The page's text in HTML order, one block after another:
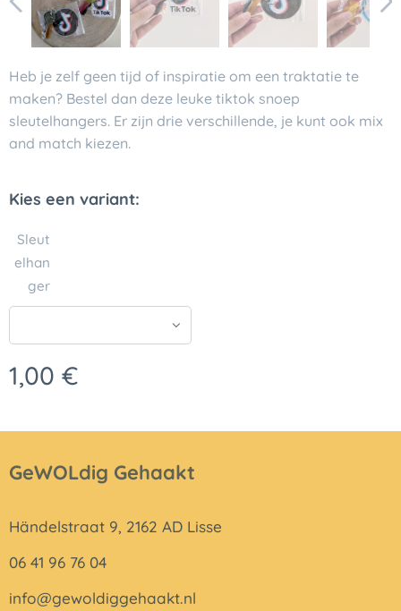
Heb je zelf geen tijd of inspiratie om een traktatie te
maken? Bestel dan deze leuke tiktok snoep
sleutelhangers. Er zijn drie verschillende, je kunt ook mix
and match kiezen.
Kies een variant:
Sleut
elhan
ger
1,00 €
GeWOLdig Gehaakt
Händelstraat 9, 2162 AD Lisse
06 41 96 76 04
info@gewoldiggehaakt.nl